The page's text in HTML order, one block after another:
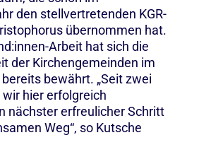
den stellvertretenden KGR-
übernommen hat.
Arbeit hat sich die
der Kirchengemeinden im
bewährt. „Seit zwei
hier erfolgreich
nächster erfreulicher Schritt
Weg“, so Kutsche